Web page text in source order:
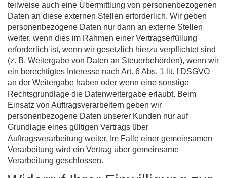
teilweise auch eine Übermittlung von personenbezogenen
Daten an diese externen Stellen erforderlich. Wir geben
personenbezogene Daten nur dann an externe Stellen
weiter, wenn dies im Rahmen einer Vertragserfüllung
erforderlich ist, wenn wir gesetzlich hierzu verpflichtet sind
(z. B. Weitergabe von Daten an Steuerbehörden), wenn wir
ein berechtigtes Interesse nach Art. 6 Abs. 1 lit. f DSGVO
an der Weitergabe haben oder wenn eine sonstige
Rechtsgrundlage die Datenweitergabe erlaubt. Beim
Einsatz von Auftragsverarbeitern geben wir
personenbezogene Daten unserer Kunden nur auf
Grundlage eines gültigen Vertrags über
Auftragsverarbeitung weiter. Im Falle einer gemeinsamen
Verarbeitung wird ein Vertrag über gemeinsame
Verarbeitung geschlossen.